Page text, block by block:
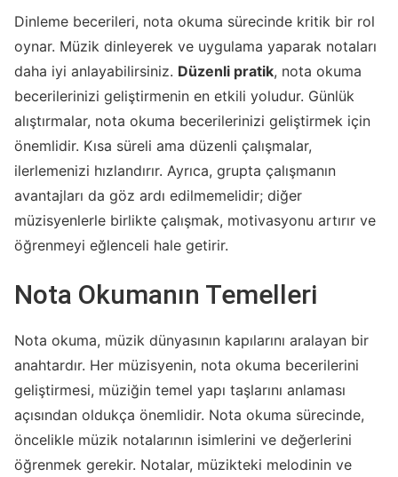
Dinleme becerileri, nota okuma sürecinde kritik bir rol
oynar. Müzik dinleyerek ve uygulama yaparak notaları
daha iyi anlayabilirsiniz. Düzenli pratik, nota okuma
becerilerinizi geliştirmenin en etkili yoludur. Günlük
alıştırmalar, nota okuma becerilerinizi geliştirmek için
önemlidir. Kısa süreli ama düzenli çalışmalar,
ilerlemenizi hızlandırır. Ayrıca, grupta çalışmanın
avantajları da göz ardı edilmemelidir; diğer
müzisyenlerle birlikte çalışmak, motivasyonu artırır ve
öğrenmeyi eğlenceli hale getirir.
Nota Okumanın Temelleri
Nota okuma, müzik dünyasının kapılarını aralayan bir
anahtardır. Her müzisyenin, nota okuma becerilerini
geliştirmesi, müziğin temel yapı taşlarını anlaması
açısından oldukça önemlidir. Nota okuma sürecinde,
öncelikle müzik notalarının isimlerini ve değerlerini
öğrenmek gerekir. Notalar, müzikteki melodinin ve